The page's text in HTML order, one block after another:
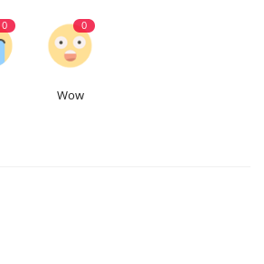
0 0
Wow